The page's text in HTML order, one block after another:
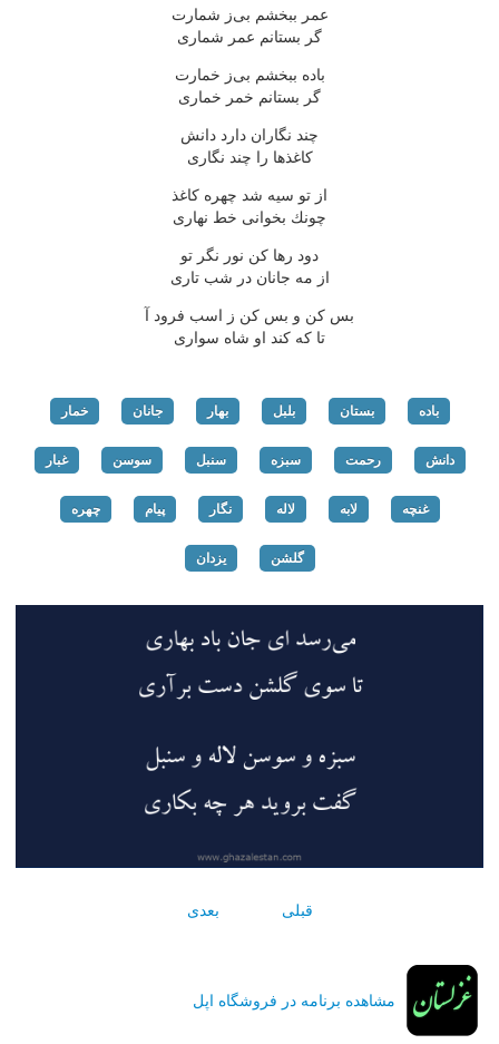
عمر ببخشم بی‌ز شمارت
گر بستانم عمر شماری
باده ببخشم بی‌ز خمارت
گر بستانم خمر خماری
چند نگاران دارد دانش
كاغذها را چند نگاری
از تو سیه شد چهره كاغذ
چونك بخوانی خط نهاری
دود رها كن نور نگر تو
از مه جانان در شب تاری
بس كن و بس كن ز اسب فرود آ
تا كه كند او شاه سواری
باده بستان بلبل بهار جانان خمار
دانش رحمت سبزه سنبل سوسن غبار
غنچه لابه لاله نگار پیام چهره
گلشن یزدان
قبلی بعدی
مشاهده برنامه در فروشگاه اپل